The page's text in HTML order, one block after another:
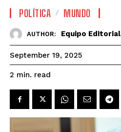
POLÍTICA MUNDO
AUTHOR: Equipo Editorial
September 19, 2025
2 min. read